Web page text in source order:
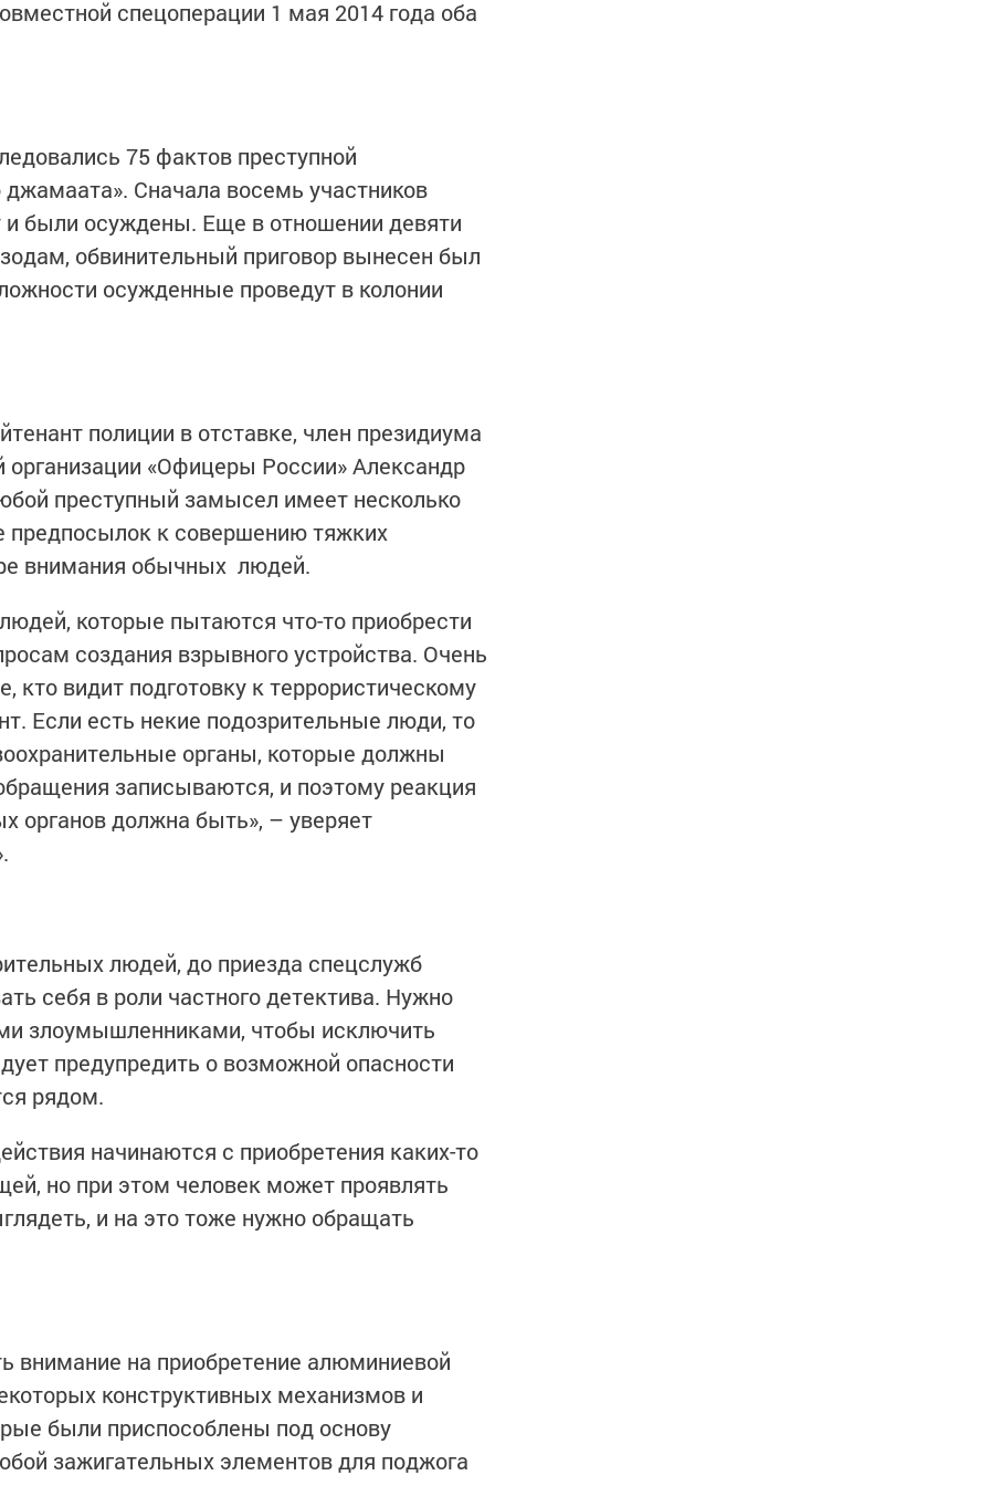
спецоперации 1 мая 2014 года оба
75 фактов преступной
джамаата». Сначала восемь участников
и были осуждены. Еще в отношении девяти
обвинительный приговор вынесен был
осужденные проведут в колонии
полиции в отставке, член президиума
«Офицеры России» Александр
преступный замысел имеет несколько
предпосылок к совершению тяжких
внимания обычных людей.
которые пытаются что-то приобрести
создания взрывного устройства. Очень
кто видит подготовку к террористическому
Если есть некие подозрительные люди, то
органы, которые должны
записываются, и поэтому реакция
органов должна быть», – уверяет
людей, до приезда спецслужб
себя в роли частного детектива. Нужно
злоумышленниками, чтобы исключить
предупредить о возможной опасности
рядом.
начинаются с приобретения каких-то
но при этом человек может проявлять
и на это тоже нужно обращать
внимание на приобретение алюминиевой
конструктивных механизмов и
были приспособлены под основу
зажигательных элементов для поджога